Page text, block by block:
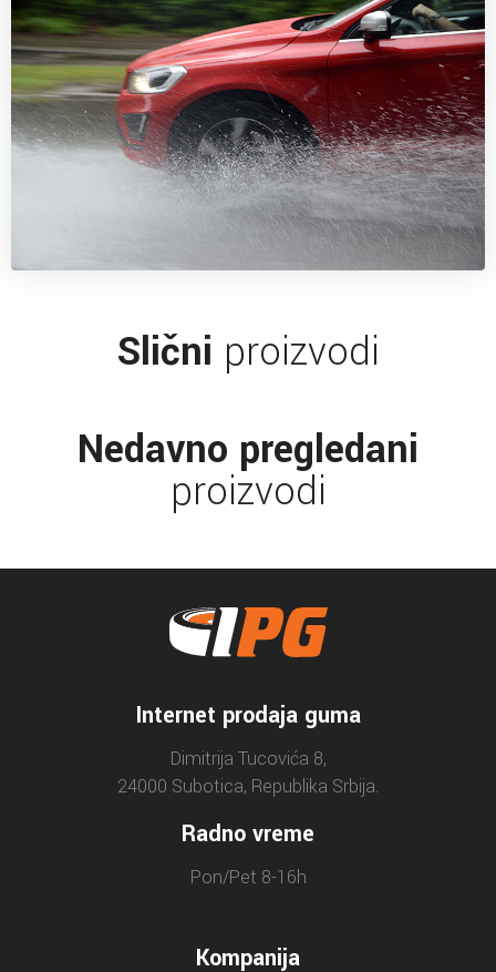
Slični proizvodi
Nedavno pregledani
proizvodi
Internet prodaja guma
Dimitrija Tucovića 8,
24000 Subotica, Republika Srbija.
Radno vreme
Pon/Pet 8-16h
Kompanija